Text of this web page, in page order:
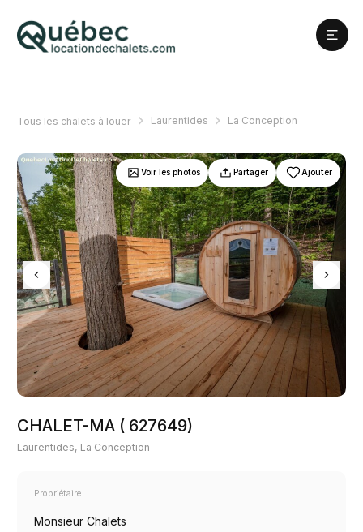
Tous les chalets à louer Laurentides La Conception
CHALET-MA ( 627649)
Laurentides, La Conception
Propriétaire
Monsieur Chalets
Voir les photos Partager Ajouter